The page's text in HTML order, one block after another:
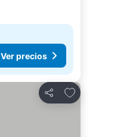
Ver precios
Compartir
Añadir a favoritos